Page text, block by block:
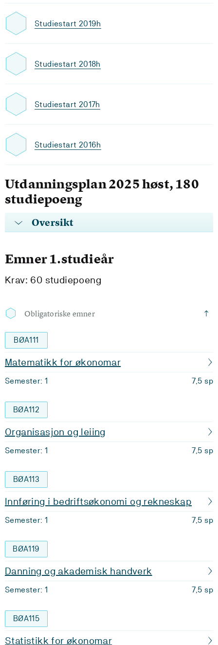
Studiestart 2019h
Studiestart 2018h
Studiestart 2017h
Studiestart 2016h
Utdanningsplan 2025 høst, 180
studiepoeng
Oversikt
Emner 1.studieår
Krav: 60 studiepoeng
Obligatoriske emner
BØA111
Matematikk for økonomar
Semester: 1 7,5 sp
BØA112
Organisasjon og leiing
Semester: 1 7,5 sp
BØA113
Innføring i bedriftsøkonomi og rekneskap
Semester: 1 7,5 sp
BØA119
Danning og akademisk handverk
Semester: 1 7,5 sp
BØA115
Statistikk for økonomar